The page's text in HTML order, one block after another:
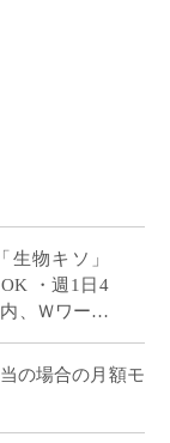
生物キソ」
・週1日4
、Ｗワーク
の場合の月額モ